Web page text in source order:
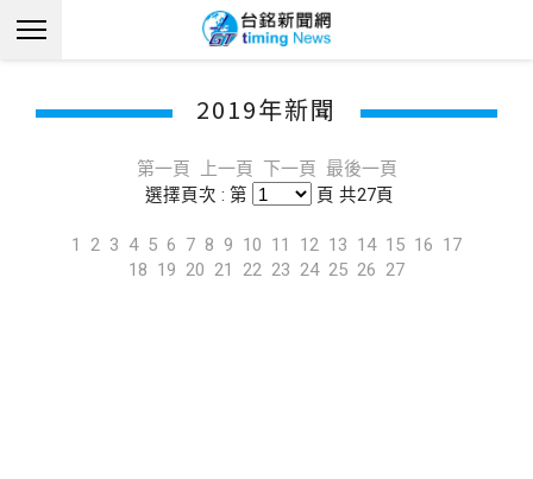
2019年新聞
第一頁 上一頁 下一頁 最後一頁
選擇頁次 : 第 頁 共27頁
1 2 3 4 5 6 7 8 9 10 11 12 13 14 15 16 17
18 19 20 21 22 23 24 25 26 27